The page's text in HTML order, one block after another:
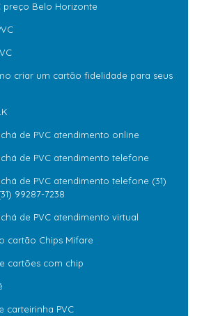
preço Belo Horizonte
criar um cartão fidelidade para seus
de PVC atendimento online
de PVC atendimento telefone
de PVC atendimento telefone (31)
99287-7238
de PVC atendimento virtual
cartão Chips Mifare
cartões com chip
carteirinha PVC